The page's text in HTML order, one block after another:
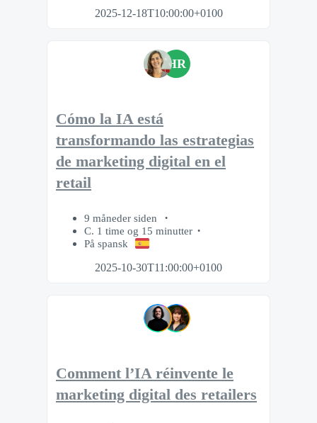
2025-12-18T10:00:00+0100
HR
Cómo la IA está
transformando las estrategias
de marketing digital en el
retail
9 måneder siden
C. 1 time og 15 minutter
På spansk
2025-10-30T11:00:00+0100
Comment l’IA réinvente le
marketing digital des retailers